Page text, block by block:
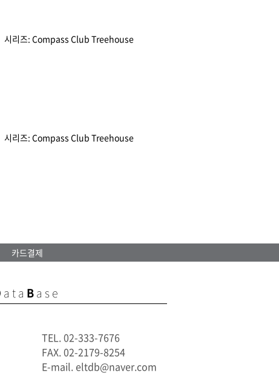
Compass Club Treehouse
Compass Club Treehouse
카드결제
ata Base
TEL. 02-333-7676
FAX. 02-2179-8254
E-mail. eltdb@naver.com